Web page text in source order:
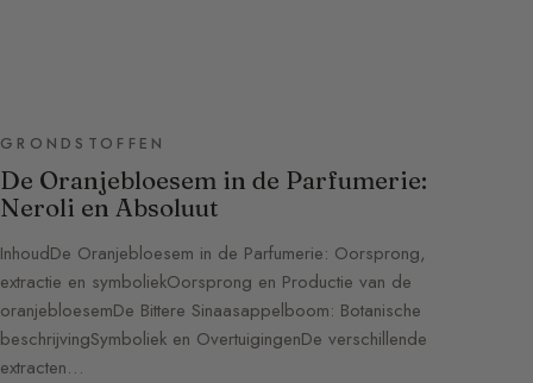
GRONDSTOFFEN
De Oranjebloesem in de Parfumerie:
Neroli en Absoluut
InhoudDe Oranjebloesem in de Parfumerie: Oorsprong,
extractie en symboliekOorsprong en Productie van de
oranjebloesemDe Bittere Sinaasappelboom: Botanische
beschrijvingSymboliek en OvertuigingenDe verschillende
extracten…